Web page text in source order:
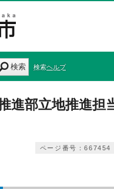
検索 検索ヘルプ
進部立地推進担
ページ番号：667454